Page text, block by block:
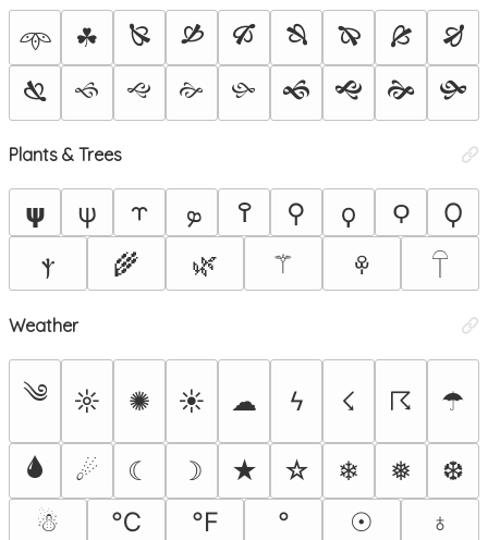
𖥸 ☘ 🙐 🙑 🙒 🙓 🙔 🙕
🙖
🙗
🙘 🙙 🙚 🙛 🙜 🙝 🙞 🙟
Plants & Trees
𝞇 ψ ⥾ ܤ ߉ ⚲ ϙ 𐊭
Ϙ
ⲯ
🌾 🌿 ⚚ ꁚ 𓋼
Weather
༄ ☼ ✺ ☀ ☁ ϟ ☇ ☈ ☂
🌢 ☄ ☾ ☽ ★ ☆ ❄ ❅
❆
☃
℃ ℉ ° ☉ ♁